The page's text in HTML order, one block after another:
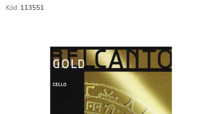
Kód: 113551